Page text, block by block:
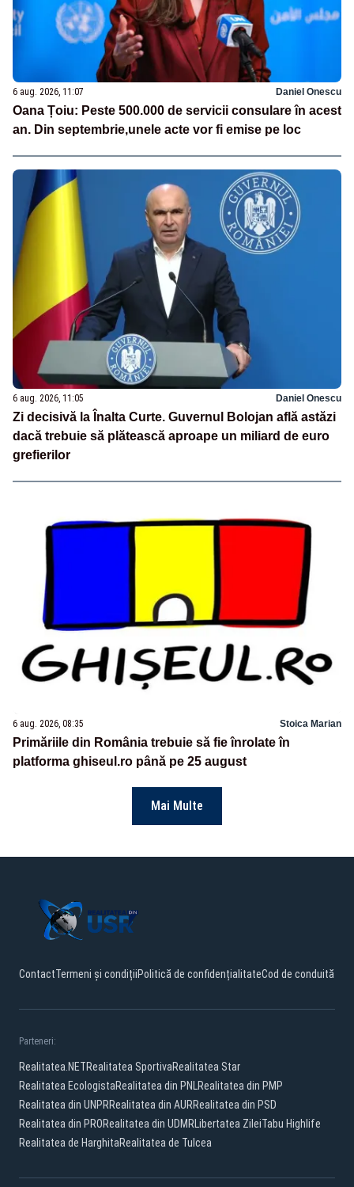
6 aug. 2026, 11:07 Daniel Onescu
Oana Țoiu: Peste 500.000 de servicii consulare în acest
an. Din septembrie,unele acte vor fi emise pe loc
6 aug. 2026, 11:05 Daniel Onescu
Zi decisivă la Înalta Curte. Guvernul Bolojan află astăzi
dacă trebuie să plătească aproape un miliard de euro
grefierilor
6 aug. 2026, 08:35 Stoica Marian
Primăriile din România trebuie să fie înrolate în
platforma ghiseul.ro până pe 25 august
Mai Multe
ContactTermeni și condițiiPolitică de confidențialitateCod de conduită
Parteneri:
Realitatea.NETRealitatea SportivaRealitatea Star
Realitatea EcologistaRealitatea din PNLRealitatea din PMP
Realitatea din UNPRRealitatea din AURRealitatea din PSD
Realitatea din PRORealitatea din UDMRLibertatea ZileiTabu Highlife
Realitatea de HarghitaRealitatea de Tulcea